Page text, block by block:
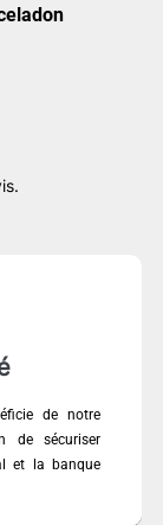
de notre
de sécuriser
et la banque